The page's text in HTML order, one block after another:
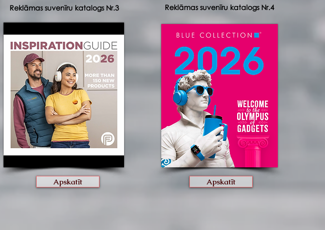
Reklāmas suvenīru katalogs Nr.3
Apskatīt
Reklāmas suvenīru katalogs Nr.4
Apskatīt